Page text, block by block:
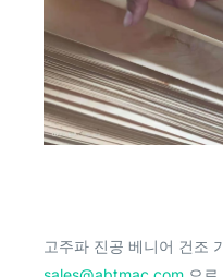
고주파 진공 베니어 건조